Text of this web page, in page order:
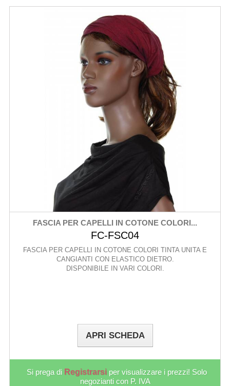
FASCIA PER CAPELLI IN COTONE COLORI...
FC-FSC04
FASCIA PER CAPELLI IN COTONE COLORI TINTA UNITA E
CANGIANTI CON ELASTICO DIETRO.
DISPONIBILE IN VARI COLORI.
APRI SCHEDA
Si prega di Registrarsi per visualizzare i prezzi! Solo
negozianti con P. IVA